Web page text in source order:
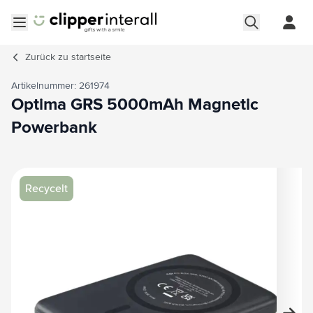
Zurück zu startseite
Recycelt
Hauptbild
Klicken Sie, um das Bild im Vollbildmodus zu sehen
Artikelnummer: 261974
Optima GRS 5000mAh Magnetic
Powerbank